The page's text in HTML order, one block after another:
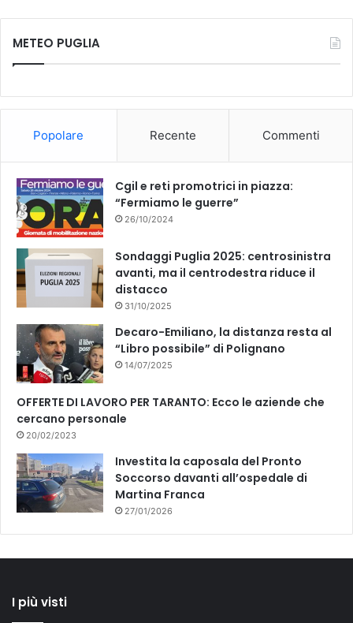
c
k
u
METEO PUGLIA
Popolare Recente Commenti
Cgil e reti promotrici in piazza:
“Fermiamo le guerre”
26/10/2024
Sondaggi Puglia 2025: centrosinistra
avanti, ma il centrodestra riduce il
distacco
31/10/2025
Decaro-Emiliano, la distanza resta al
“Libro possibile” di Polignano
14/07/2025
OFFERTE DI LAVORO PER TARANTO: Ecco le aziende che
cercano personale
20/02/2023
Investita la caposala del Pronto
Soccorso davanti all’ospedale di
Martina Franca
27/01/2026
I più visti